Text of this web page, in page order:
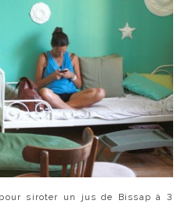
siroter un jus de Bissap à 3